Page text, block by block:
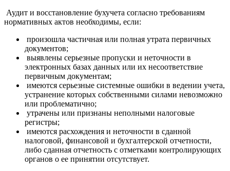
Аудит и восстановление бухучета согласно требованиям
нормативных актов необходимы, если:
произошла частичная или полная утрата первичных
документов;
выявлены серьезные пропуски и неточности в
электронных базах данных или их несоответствие
первичным документам;
имеются серьезные системные ошибки в ведении учета,
устранение которых собственными силами невозможно
или проблематично;
утрачены или признаны неполными налоговые
регистры;
имеются расхождения и неточности в сданной
налоговой, финансовой и бухгалтерской отчетности,
либо сданная отчетность с отметками контролирующих
органов о ее принятии отсутствует.